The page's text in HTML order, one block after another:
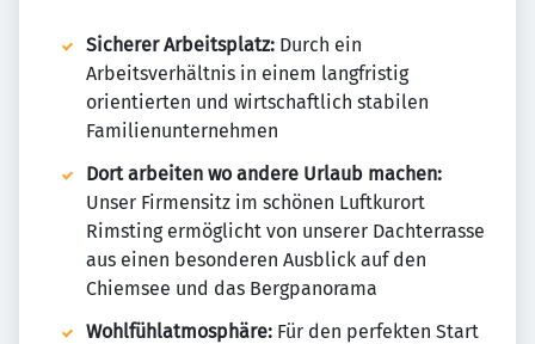
Sicherer Arbeitsplatz: Durch ein
Arbeitsverhältnis in einem langfristig
orientierten und wirtschaftlich stabilen
Familienunternehmen
Dort arbeiten wo andere Urlaub machen:
Unser Firmensitz im schönen Luftkurort
Rimsting ermöglicht von unserer Dachterrasse
aus einen besonderen Ausblick auf den
Chiemsee und das Bergpanorama
Wohlfühlatmosphäre: Für den perfekten Start